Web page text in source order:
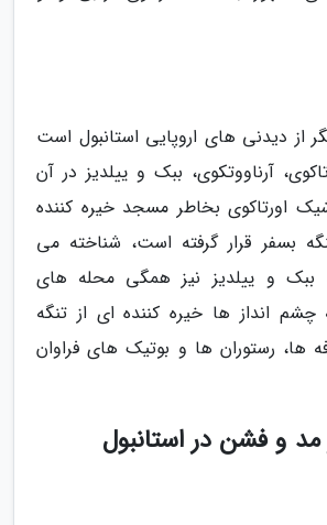
از دیدنی های اروپایی استانبول است
آرناووتکوی، ببک و ییلدیز در آن
اورتاکوی بخاطر مسجد خیره کننده
بسفر قرار گرفته است، شناخته می
ببک و ییلدیز نیز همگی محله های
انداز ها خیره کننده ای از تنگه
ها، رستوران ها و بوتیک های فراوان
و فشن در استانبول